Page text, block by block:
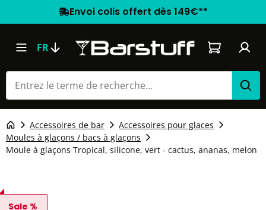
Envoi colis offert dès 149€**
FR Le panier
Accessoires de bar
Accessoires pour glaces
Moules à glaçons / bacs à glaçons
Moule à glaçons Tropical, silicone, vert - cactus, ananas, melon
Sale %